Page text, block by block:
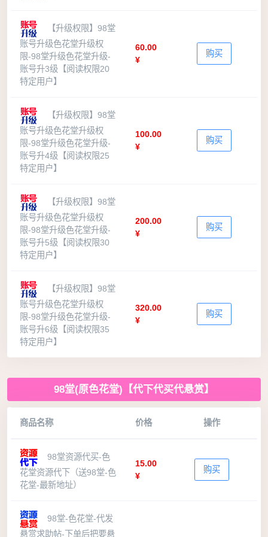
【升级权限】98堂
账号升级色花堂升级权
限-98堂升级色花堂升级-
账号升3级【阅读权限20
特定用户】
60.00
¥
购买
【升级权限】98堂
账号升级色花堂升级权
限-98堂升级色花堂升级-
账号升4级【阅读权限25
特定用户】
100.00
¥
购买
【升级权限】98堂
账号升级色花堂升级权
限-98堂升级色花堂升级-
账号升5级【阅读权限30
特定用户】
200.00
¥
购买
【升级权限】98堂
账号升级色花堂升级权
限-98堂升级色花堂升级-
账号升6级【阅读权限35
特定用户】
320.00
¥
购买
98堂(原色花堂)【代下代买代悬赏】
商品名称 价格 操作
98堂资源代买-色
花堂资源代下（送98堂-色
花堂-最新地址）
15.00
¥
购买
98堂-色花堂-代发
悬赏求助帖-下单后把要悬